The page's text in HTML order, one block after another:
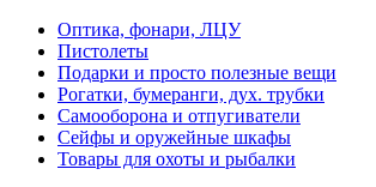
Оптика, фонари, ЛЦУ
Пистолеты
Подарки и просто полезные вещи
Рогатки, бумеранги, дух. трубки
Самооборона и отпугиватели
Сейфы и оружейные шкафы
Товары для охоты и рыбалки